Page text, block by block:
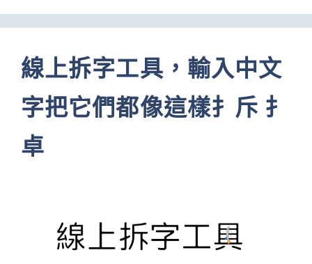
線上拆字工具，輸入中文
字把它們都像這樣扌斥 扌
卓